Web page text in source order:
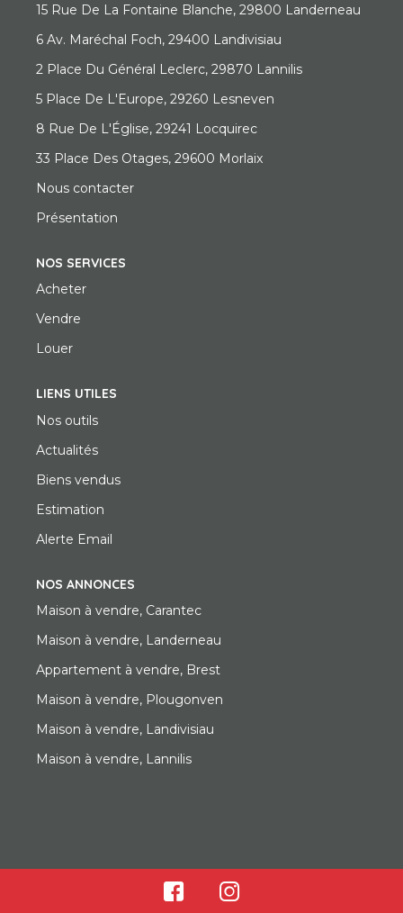
15 Rue De La Fontaine Blanche, 29800 Landerneau
6 Av. Maréchal Foch, 29400 Landivisiau
2 Place Du Général Leclerc, 29870 Lannilis
5 Place De L'Europe, 29260 Lesneven
8 Rue De L'Église, 29241 Locquirec
33 Place Des Otages, 29600 Morlaix
Nous contacter
Présentation
NOS SERVICES
Acheter
Vendre
Louer
LIENS UTILES
Nos outils
Actualités
Biens vendus
Estimation
Alerte Email
NOS ANNONCES
Maison à vendre, Carantec
Maison à vendre, Landerneau
Appartement à vendre, Brest
Maison à vendre, Plougonven
Maison à vendre, Landivisiau
Maison à vendre, Lannilis